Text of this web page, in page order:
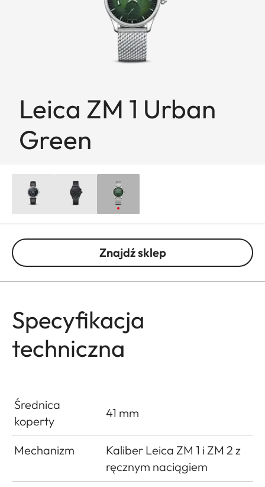
Leica ZM 1 Urban
Green
Znajdź sklep
Specyfikacja
techniczna
Średnica
koperty
41 mm
Mechanizm
Kaliber Leica ZM 1 i ZM 2 z
ręcznym naciągiem